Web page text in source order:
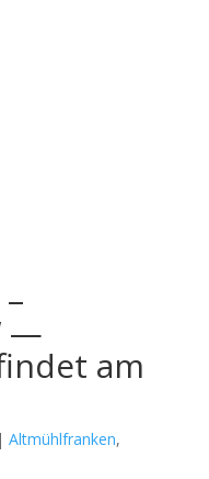
—
am
| Altmühlfranken,